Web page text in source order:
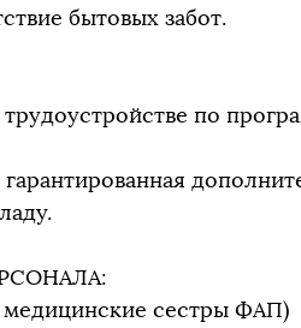
бытовых забот.
по
сестры ФАП)